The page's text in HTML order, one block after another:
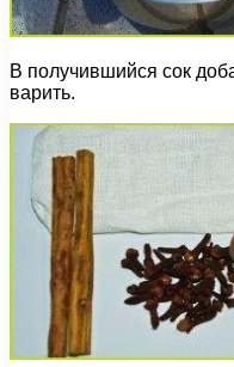
В получившийся сок
варить.